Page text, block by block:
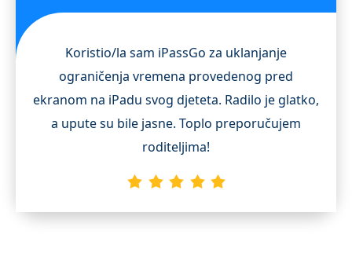
Koristio/la sam iPassGo za uklanjanje
ograničenja vremena provedenog pred
ekranom na iPadu svog djeteta. Radilo je glatko,
a upute su bile jasne. Toplo preporučujem
roditeljima!